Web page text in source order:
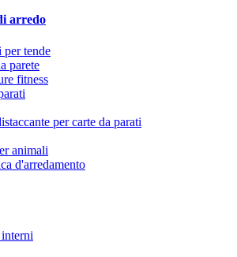
arredo
per tende
parete
fitness
per carte da parati
animali
d'arredamento